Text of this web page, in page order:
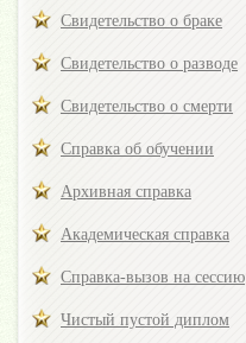
Свидетельство о браке
Свидетельство о разводе
Свидетельство о смерти
Справка об обучении
Архивная справка
Академическая справка
Справка-вызов на сессию
Чистый пустой диплом